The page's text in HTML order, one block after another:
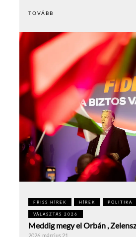
TOVÁBB
FRISS HÍREK HÍREK POLITIKA
VÁLASZTÁS 2026
Meddig megy el Orbán ,
2026. március 21